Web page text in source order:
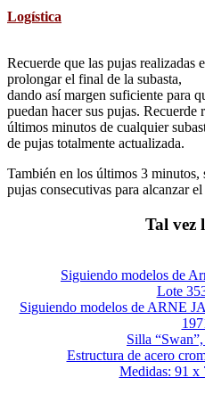
Logística
Recuerde que las pujas realizadas
prolongar el final de la subasta,
dando así margen suficiente para
puedan hacer sus pujas. Recuerde
últimos minutos de cualquier
de pujas totalmente actualizada.
También en los últimos 3 minutos,
pujas consecutivas para alcanzar
Tal vez
Siguiendo modelos de
Lote
Siguiendo modelos de ARNE
Silla
Estructura de acero
Medidas: 91 x